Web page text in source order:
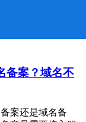
备案？域名不
案还是域名备